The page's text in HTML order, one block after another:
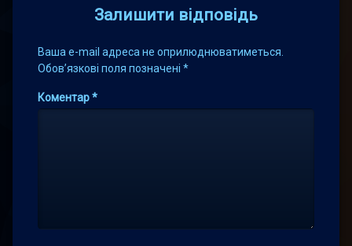
Залишити відповідь
Ваша e-mail адреса не оприлюднюватиметься.
Обов’язкові поля позначені *
Коментар*